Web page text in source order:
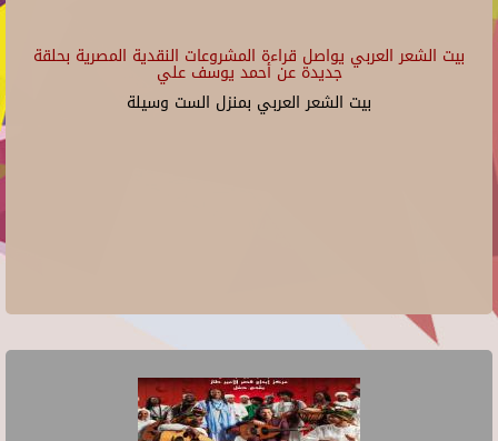
بيت الشعر العربي يواصل قراءة المشروعات النقدية المصرية بحلقة
جديدة عن أحمد يوسف علي
بيت الشعر العربي بمنزل الست وسيلة